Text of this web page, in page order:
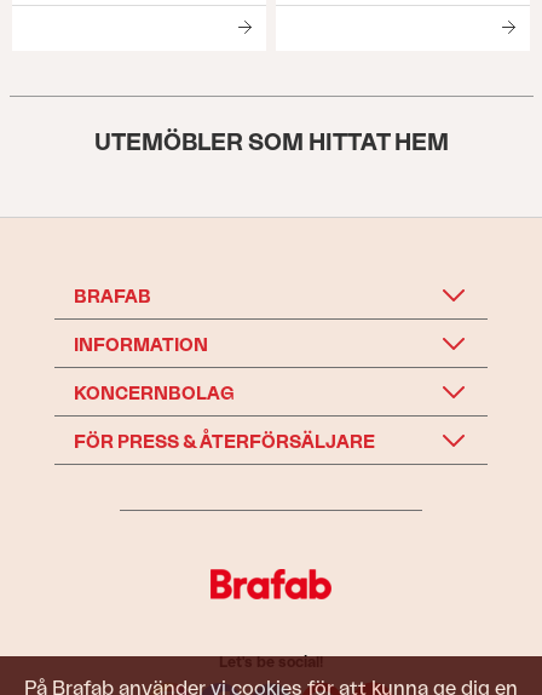
På Brafab använder vi cookies för att kunna ge dig en
UTEMÖBLER SOM HITTAT HEM
BRAFAB
INFORMATION
KONCERNBOLAG
FÖR PRESS & ÅTERFÖRSÄLJARE
Let's be social!